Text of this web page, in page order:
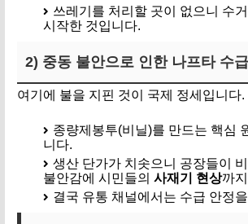
쓰레기를 처리할 곳이 없으니 수
시작한 것입니다.
2) 중동 불안으로 인한 나프타 수
여기에 불을 지핀 것이 국제 정세입니다.
종량제봉투(비닐)를 만드는 핵심
니다.
생산 단가가 치솟으니 공장들이
불안감에 시민들의 사재기 현상까
결국 유통 채널에서는 수급 안정